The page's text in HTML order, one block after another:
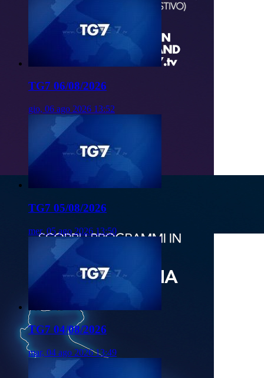
TG7 06/08/2026
gio, 06 ago 2026 13:52
TG7 05/08/2026
mer, 05 ago 2026 13:50
TG7 04/08/2026
mar, 04 ago 2026 13:49